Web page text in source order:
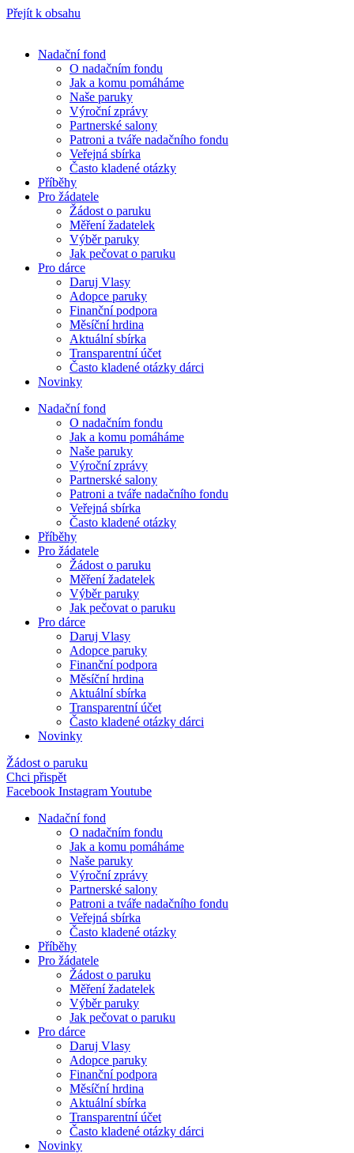
Přejít k obsahu
Nadační fond
O nadačním fondu
Jak a komu pomáháme
Naše paruky
Výroční zprávy
Partnerské salony
Patroni a tváře nadačního fondu
Veřejná sbírka
Často kladené otázky
Příběhy
Pro žádatele
Žádost o paruku
Měření žadatelek
Výběr paruky
Jak pečovat o paruku
Pro dárce
Daruj Vlasy
Adopce paruky
Finanční podpora
Měsíční hrdina
Aktuální sbírka
Transparentní účet
Často kladené otázky dárci
Novinky
Nadační fond
O nadačním fondu
Jak a komu pomáháme
Naše paruky
Výroční zprávy
Partnerské salony
Patroni a tváře nadačního fondu
Veřejná sbírka
Často kladené otázky
Příběhy
Pro žádatele
Žádost o paruku
Měření žadatelek
Výběr paruky
Jak pečovat o paruku
Pro dárce
Daruj Vlasy
Adopce paruky
Finanční podpora
Měsíční hrdina
Aktuální sbírka
Transparentní účet
Často kladené otázky dárci
Novinky
Žádost o paruku
Chci přispět
Facebook InstagramYoutube
Nadační fond
O nadačním fondu
Jak a komu pomáháme
Naše paruky
Výroční zprávy
Partnerské salony
Patroni a tváře nadačního fondu
Veřejná sbírka
Často kladené otázky
Příběhy
Pro žádatele
Žádost o paruku
Měření žadatelek
Výběr paruky
Jak pečovat o paruku
Pro dárce
Daruj Vlasy
Adopce paruky
Finanční podpora
Měsíční hrdina
Aktuální sbírka
Transparentní účet
Často kladené otázky dárci
Novinky